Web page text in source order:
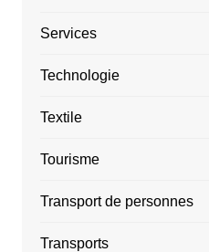
Services
Technologie
Textile
Tourisme
Transport de personnes
Transports